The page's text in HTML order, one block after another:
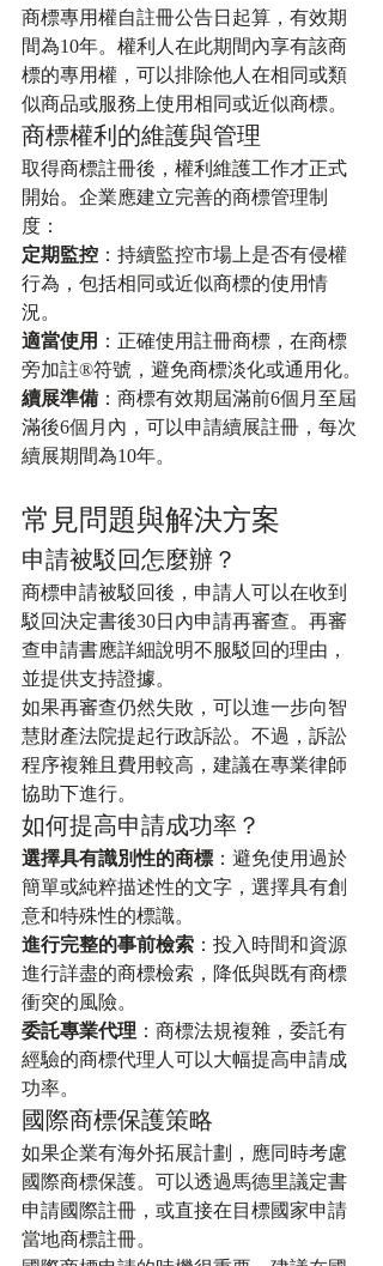
商標專用權自註冊公告日起算，有效期
間為10年。權利人在此期間內享有該商
標的專用權，可以排除他人在相同或類
似商品或服務上使用相同或近似商標。
商標權利的維護與管理
取得商標註冊後，權利維護工作才正式
開始。企業應建立完善的商標管理制
度：
定期監控 ：持續監控市場上是否有侵權
行為，包括相同或近似商標的使用情
況。
適當使用 ：正確使用註冊商標，在商標
旁加註®符號，避免商標淡化或通用化。
續展準備 ：商標有效期屆滿前6個月至屆
滿後6個月內，可以申請續展註冊，每次
續展期間為10年。
常見問題與解決方案
申請被駁回怎麼辦？
商標申請被駁回後，申請人可以在收到
駁回決定書後30日內申請再審查。再審
查申請書應詳細說明不服駁回的理由，
並提供支持證據。
如果再審查仍然失敗，可以進一步向智
慧財產法院提起行政訴訟。不過，訴訟
程序複雜且費用較高，建議在專業律師
協助下進行。
如何提高申請成功率？
選擇具有識別性的商標 ：避免使用過於
簡單或純粹描述性的文字，選擇具有創
意和特殊性的標識。
進行完整的事前檢索 ：投入時間和資源
進行詳盡的商標檢索，降低與既有商標
衝突的風險。
委託專業代理 ：商標法規複雜，委託有
經驗的商標代理人可以大幅提高申請成
功率。
國際商標保護策略
如果企業有海外拓展計劃，應同時考慮
國際商標保護。可以透過馬德里議定書
申請國際註冊，或直接在目標國家申請
當地商標註冊。